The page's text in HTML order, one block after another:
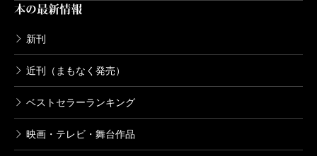
本の最新情報
新刊
近刊（まもなく発売）
ベストセラーランキング
映画・テレビ・舞台作品